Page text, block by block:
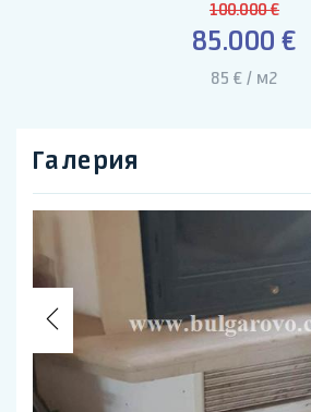
100.000 €
85.000 €
85 € / м2
Галерия
Previous